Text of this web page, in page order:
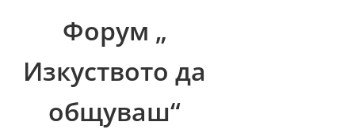
Форум „
Изкуството да
общуваш“